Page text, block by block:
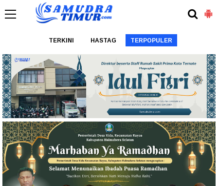
TERKINI HASTAG TERPOPULER